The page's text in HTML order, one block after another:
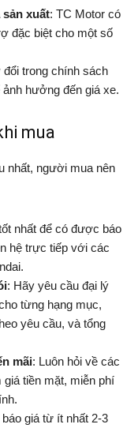
xuất: TC Motor có
đặc biệt cho một số
đổi trong chính sách
hưởng đến giá xe.
mua
nhất, người mua nên
nhất để có được báo
hệ trực tiếp với các
: Hãy yêu cầu đại lý
từng hạng mục,
yêu cầu, và tổng
mãi: Luôn hỏi về các
giá tiền mặt, miễn phí
giá từ ít nhất 2-3